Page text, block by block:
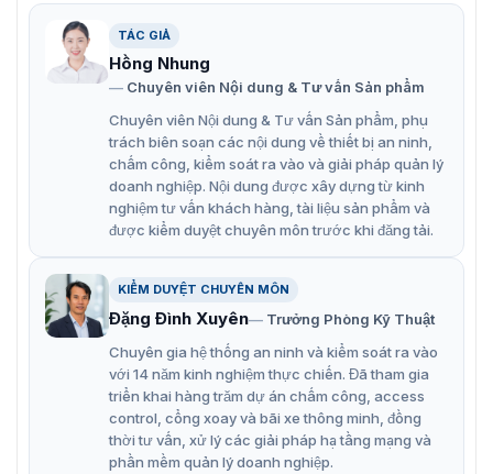
Đặc điểm nổi bật giá gắn camera
Hikvision DS-1275ZJ-P1
Hikvision DS-1275ZJ-P1 đảm bảo sự ổn định và độ tin
cậy cao trong việc lắp đặt camera trên các cột dọc bởi
những tính năng nổi bật:
Làm từ vật liệu kim loại chắc chắn và bền vững, đảm
bảo sự ổn định và độ bền cao khi sử dụng trong môi
Thiết kế thông minh cho phép điều chỉnh góc
nghiêng và hướng nhìn của camera một cách dễ
Lắp đặt camera nhanh chóng và thuận tiện trên các
cột dọc, giảm thiểu thời gian và công sức lắp đặt.
Thiết kế hiện đại và tinh tế, góp phần tăng tính thẩm
TÁC GIẢ
Hồng Nhung
Chuyên viên Nội dung & Tư vấn Sản phẩm
Chuyên viên Nội dung & Tư vấn Sản phẩm, phụ
trách biên soạn các nội dung về thiết bị an ninh,
chấm công, kiểm soát ra vào và giải pháp quản lý
doanh nghiệp. Nội dung được xây dựng từ kinh
nghiệm tư vấn khách hàng, tài liệu sản phẩm và
được kiểm duyệt chuyên môn trước khi đăng tải.
KIỂM DUYỆT CHUYÊN MÔN
Đặng Đình Xuyên
Trưởng Phòng Kỹ Thuật
Chuyên gia hệ thống an ninh và kiểm soát ra vào
với 14 năm kinh nghiệm thực chiến. Đã tham gia
triển khai hàng trăm dự án chấm công, access
control, cổng xoay và bãi xe thông minh, đồng
thời tư vấn, xử lý các giải pháp hạ tầng mạng và
phần mềm quản lý doanh nghiệp.